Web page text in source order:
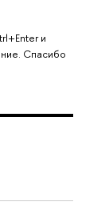
и
Спасибо